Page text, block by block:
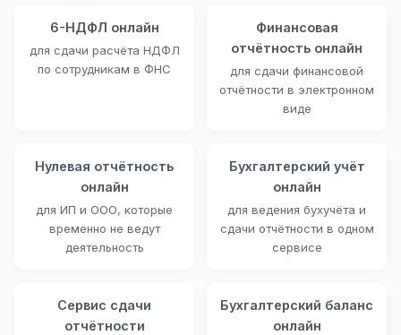
6-НДФЛ онлайн
для сдачи расчёта НДФЛ
по сотрудникам в ФНС
Финансовая
отчётность онлайн
для сдачи финансовой
отчётности в электронном
виде
Нулевая отчётность
онлайн
для ИП и ООО, которые
временно не ведут
деятельность
Бухгалтерский учёт
онлайн
для ведения бухучёта и
сдачи отчётности в одном
сервисе
Сервис сдачи
отчётности
Бухгалтерский баланс
онлайн